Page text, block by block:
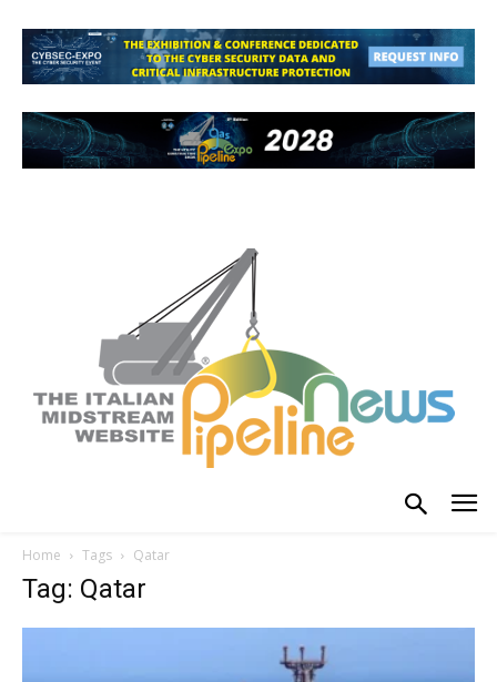
Home Tags Qatar
Tag: Qatar